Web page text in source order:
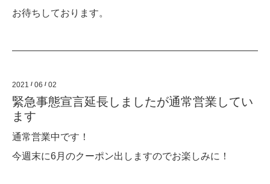
お待ちしております。
2021 / 06 / 02
緊急事態宣言延長しましたが通常営業してい
ます
通常営業中です！
今週末に6月のクーポン出しますのでお楽しみに！